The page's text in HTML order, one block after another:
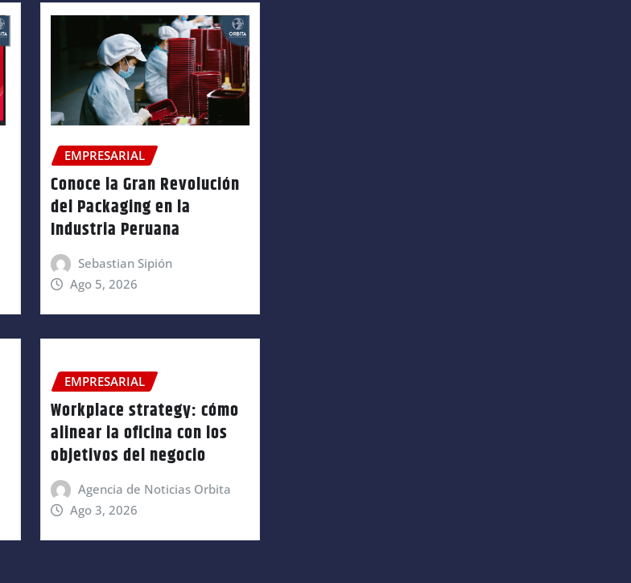
EMPRESARIAL
Conoce la Gran Revolución
del Packaging en la
Industria Peruana
Sebastian Sipión
Ago 5, 2026
EMPRESARIAL
Workplace strategy: cómo
alinear la oficina con los
objetivos del negocio
Agencia de Noticias Orbita
Ago 3, 2026